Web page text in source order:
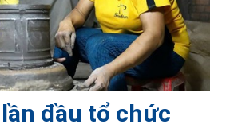
đầu tổ chức